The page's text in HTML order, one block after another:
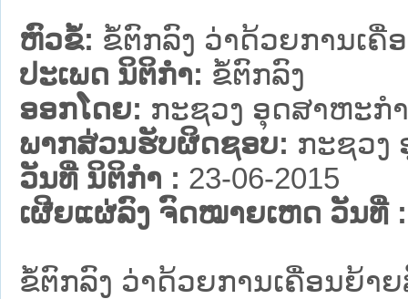
ຫົວຂໍ້: ຂໍ້ຕົກລົງ ວ່າດ້ວຍການເ
ປະເພດ ນິຕິກໍາ: ຂໍ້ຕົກລົງ
ອອກໂດຍ: ກະຊວງ ອຸດສາຫະກ
ພາກສ່ວນຮັບຜິດຊອບ: ກະຊວງ
ວັນທີ່ ນິຕິກໍາ : 23-06-2015
ເຜີຍແຜ່ລົງ ຈົດໝາຍເຫດ ວັນທີ່ :
ຂໍ້ຕົກລົງ ວ່າດ້ວຍການເຄື່ອນຍ້າ